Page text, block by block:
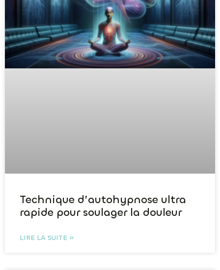
Technique d’autohypnose ultra
rapide pour soulager la douleur
LIRE LA SUITE »